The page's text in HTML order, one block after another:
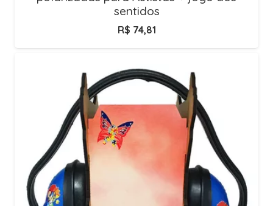
sentidos
R$ 74,81